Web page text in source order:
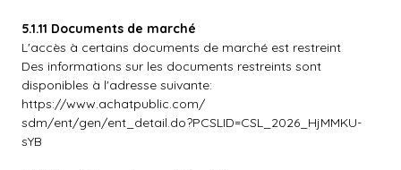
5.1.11 Documents de marché
L'accès à certains documents de marché est restreint
Des informations sur les documents restreints sont
disponibles à l'adresse suivante:
https://www.achatpublic.com/
sdm/ent/gen/ent_detail.do?PCSLID=CSL_2026_HjMMKU-
sYB